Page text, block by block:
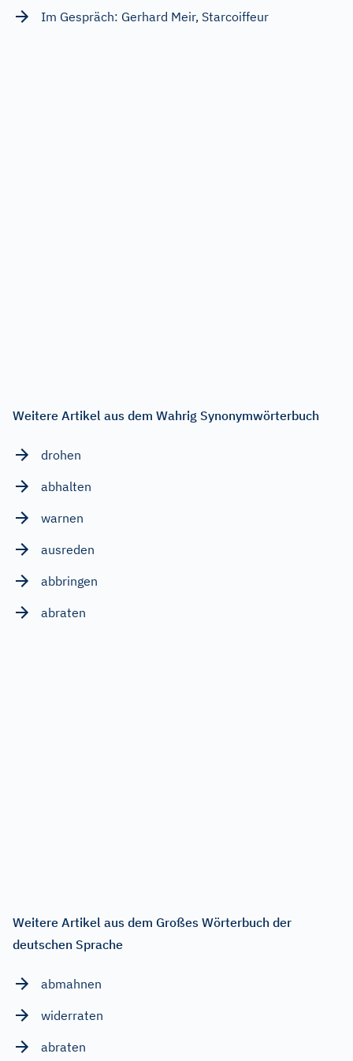
Im Gespräch: Gerhard Meir, Starcoiffeur
Weitere Artikel aus dem Wahrig Synonymwörterbuch
drohen
abhalten
warnen
ausreden
abbringen
abraten
Weitere Artikel aus dem Großes Wörterbuch der
deutschen Sprache
abmahnen
widerraten
abraten